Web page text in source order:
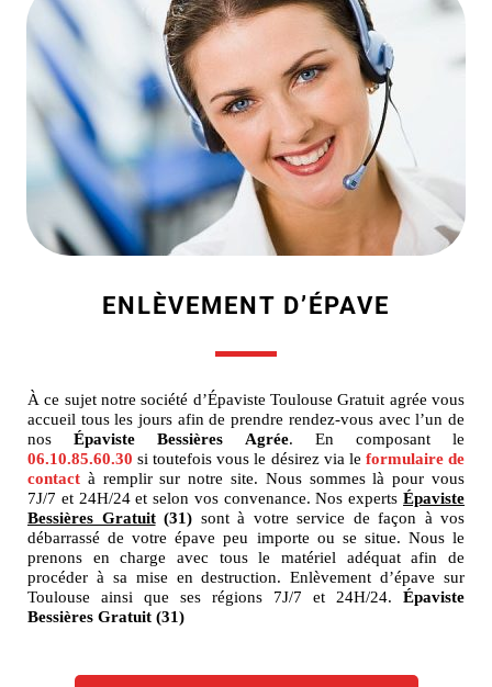
ENLÈVEMENT D’ÉPAVE
À ce sujet notre société d’Épaviste Toulouse Gratuit agrée vous
accueil tous les jours afin de prendre rendez-vous avec l’un de
nosÉpaviste Bessières Agrée. En composant le
06.10.85.60.30 si toutefois vous le désirez via le formulaire de
contact à remplir sur notre site. Nous sommes là pour vous
7J/7 et 24H/24 et selon vos convenance. Nos experts Épaviste
Bessières Gratuit(31) sont à votre service de façon à vos
débarrassé de votre épave peu importe ou se situe. Nous le
prenons en charge avec tous le matériel adéquat afin de
procéder à sa mise en destruction. Enlèvement d’épave sur
Toulouse ainsi que ses régions 7J/7 et 24H/24. Épaviste
Bessières Gratuit (31)